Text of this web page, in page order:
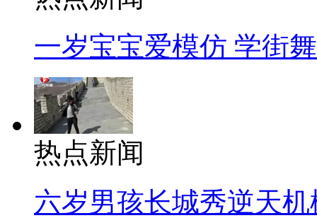
一岁宝宝爱模仿 学街
热点新闻
六岁男孩长城秀逆天机